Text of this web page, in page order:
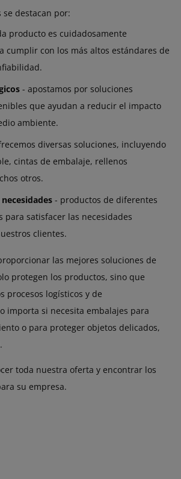
destacan por:
producto es cuidadosamente
cumplir con los más altos estándares de
- apostamos por soluciones
que ayudan a reducir el impacto
ambiente.
diversas soluciones, incluyendo
cintas de embalaje, rellenos
otros.
- productos de diferentes
para satisfacer las necesidades
clientes.
las mejores soluciones de
protegen los productos, sino que
procesos logísticos y de
importa si necesita embalajes para
o para proteger objetos delicados,
toda nuestra oferta y encontrar los
su empresa.